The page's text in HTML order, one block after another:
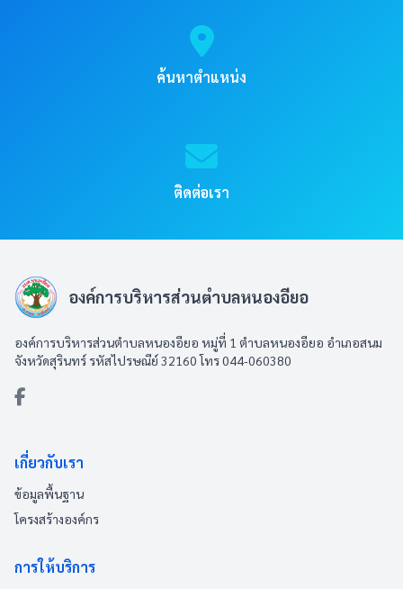
ค้นหาตำแหน่ง
ติดต่อเรา
องค์การบริหารส่วนตำบลหนองอียอ
องค์การบริหารส่วนตำบลหนองอียอ หมู่ที่ 1 ตำบลหนองอียอ อำเภอสนม
จังหวัดสุรินทร์ รหัสไปรษณีย์ 32160 โทร 044-060380
เกี่ยวกับเรา
ข้อมูลพื้นฐาน
โครงสร้างองค์กร
การให้บริการ